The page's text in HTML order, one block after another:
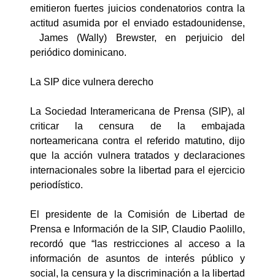
emitieron fuertes juicios condenatorios contra la
actitud asumida por el enviado estadounidense,
James (Wally) Brewster, en perjuicio del
periódico dominicano.
La SIP dice vulnera derecho
La Sociedad Interamericana de Prensa (SIP), al
criticar la censura de la embajada
norteamericana contra el referido matutino, dijo
que la acción vulnera tratados y declaraciones
internacionales sobre la libertad para el ejercicio
periodístico.
El presidente de la Comisión de Libertad de
Prensa e Información de la SIP, Claudio Paolillo,
recordó que “las restricciones al acceso a la
información de asuntos de interés público y
social, la censura y la discriminación a la libertad